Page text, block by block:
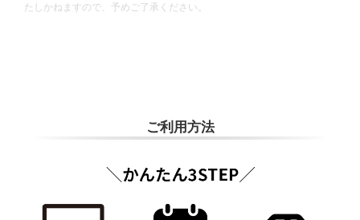
たしかねますので、予めご了承ください。
ご利用方法